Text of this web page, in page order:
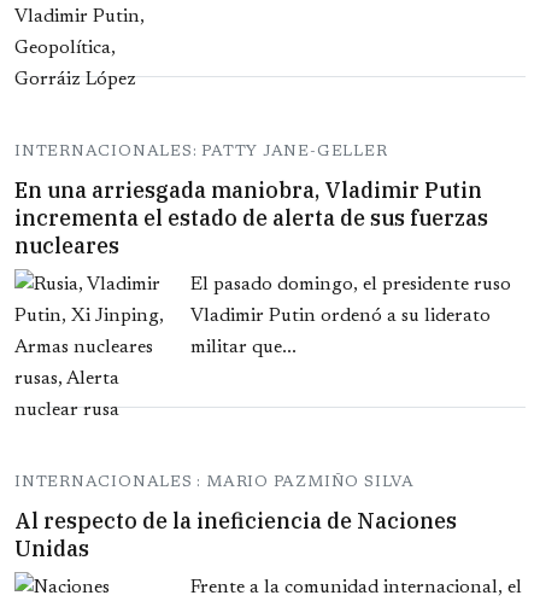
INTERNACIONALES: PATTY JANE-GELLER
En una arriesgada maniobra, Vladimir Putin
incrementa el estado de alerta de sus fuerzas
nucleares
El pasado domingo, el presidente ruso
Vladimir Putin ordenó a su liderato
militar que...
INTERNACIONALES : MARIO PAZMIÑO SILVA
Al respecto de la ineficiencia de Naciones
Unidas
Frente a la comunidad internacional, el